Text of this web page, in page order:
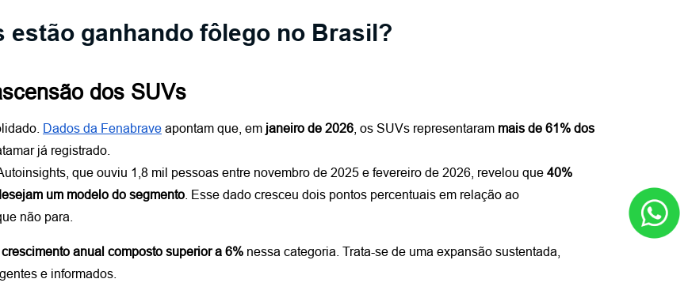
estão ganhando fôlego no Brasil?
dos SUVs
Dados da Fenabrave apontam que, em janeiro de 2026 , os SUVs representaram mais de 61% dos
já registrado.
que ouviu 1,8 mil pessoas entre novembro de 2025 e fevereiro de 2026, revelou que 40%
um modelo do segmento . Esse dado cresceu dois pontos percentuais em relação ao
não para.
crescimento anual composto superior a 6% nessa categoria. Trata-se de uma expansão sustentada,
e informados.